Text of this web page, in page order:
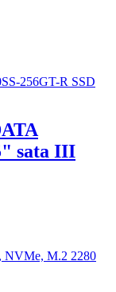
sata III